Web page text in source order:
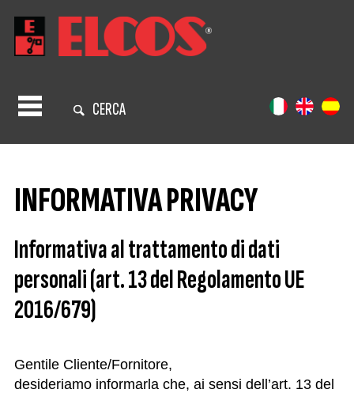
CERCA
INFORMATIVA PRIVACY
Informativa al trattamento di dati
personali (art. 13 del Regolamento UE
2016/679)
Gentile Cliente/Fornitore,
desideriamo informarla che, ai sensi dell’art. 13 del